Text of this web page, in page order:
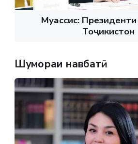
Муассис: Президенти
Тоҷикистон
Шумораи навбатӣ